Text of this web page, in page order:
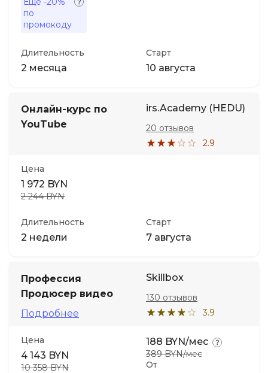
по
промокоду
Длительность
2 месяца
Старт
10 августа
Онлайн-курс по
YouTube
irs.Academy (HEDU)
2.9
20 отзывов
Цена
1 972 BYN
2 244 BYN
Длительность
2 недели
Старт
7 августа
Профессия
Продюсер видео
Подробнее
Skillbox
3.9
130 отзывов
Цена
4 143 BYN
10 358 BYN От
188 BYN/мес
389 BYN/мес